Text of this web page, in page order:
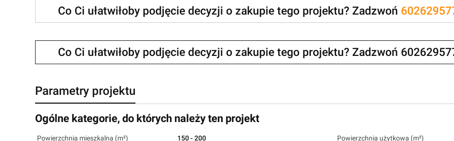
Co Ci ułatwiłoby podjęcie decyzji o zakupie tego projektu? Zadzwoń
Co Ci ułatwiłoby podjęcie decyzji o zakupie tego projektu? Zadzwoń
Parametry projektu
Ogólne kategorie, do których należy ten projekt
Powierzchnia mieszkalna (m²) 150 - 200 Powierzchnia użytkowa (m²)